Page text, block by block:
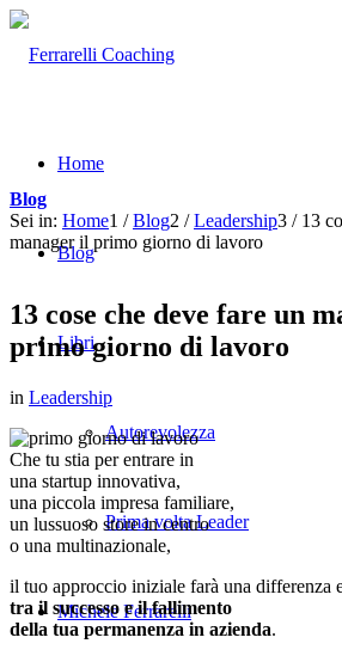
Home
Blog
Libri
Autorevolezza
Prima volta Leader
Michele Ferrarelli
Blog
Sei in: Home1 / Blog2 / Leadership3 / 13
manager il primo giorno di lavoro
13 cose che deve fare un
primo giorno di lavoro
in Leadership
Che tu stia per entrare in
una startup innovativa,
una piccola impresa familiare,
un lussuoso store in centro
o una multinazionale,
il tuo approccio iniziale farà una differenza
tra il successo e il fallimento
della tua permanenza in azienda.